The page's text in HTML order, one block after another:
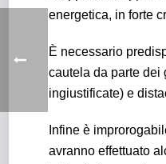
energetica, in forte
È necessario
cautela da parte dei
ingiustificate) e
Infine è
avranno effettuato